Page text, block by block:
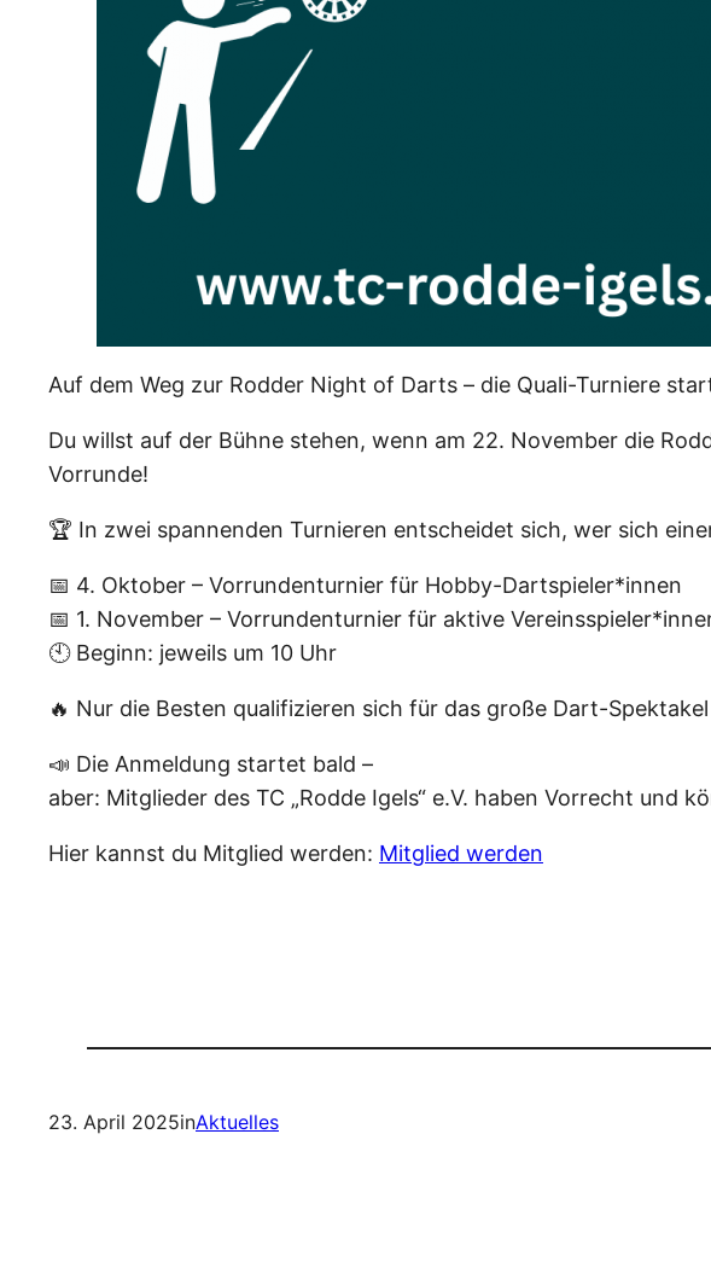
Auf dem Weg zur Rodder Night of Darts – die Quali-Turniere
Du willst auf der Bühne stehen, wenn am 22. November die
Vorrunde!
🏆 In zwei spannenden Turnieren entscheidet sich, wer sich
📅 4. Oktober – Vorrundenturnier für Hobby-Dartspieler*innen
📅 1. November – Vorrundenturnier für aktive
🕙 Beginn: jeweils um 10 Uhr
🔥 Nur die Besten qualifizieren sich für das große Dart-
📣 Die Anmeldung startet bald –
aber: Mitglieder des TC „Rodde Igels“ e.V. haben Vorrecht
Hier kannst du Mitglied werden: Mitglied werden
23. April 2025inAktuelles